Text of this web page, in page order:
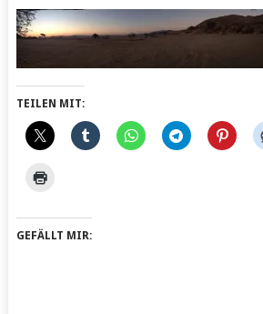
TEILEN MIT:
GEFÄLLT MIR: